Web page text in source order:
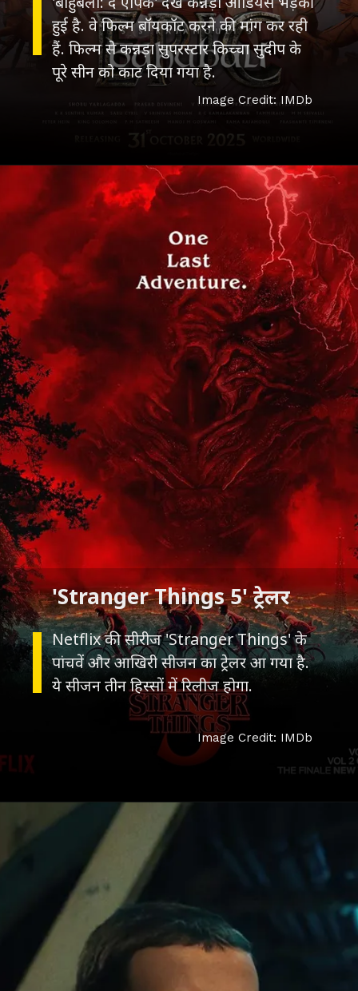
हुई है. वे फिल्म बॉयकॉट करने की मांग कर रही
हैं. फिल्म से कन्नड़ा सुपरस्टार किच्चा सुदीप के
पूरे सीन को काट दिया गया है.
Image Credit: IMDb
Netflix की सीरीज 'Stranger Things' के
पांचवें और आखिरी सीजन का ट्रेलर आ गया है.
'Stranger Things 5' ट्रेलर
Image Credit: IMDb